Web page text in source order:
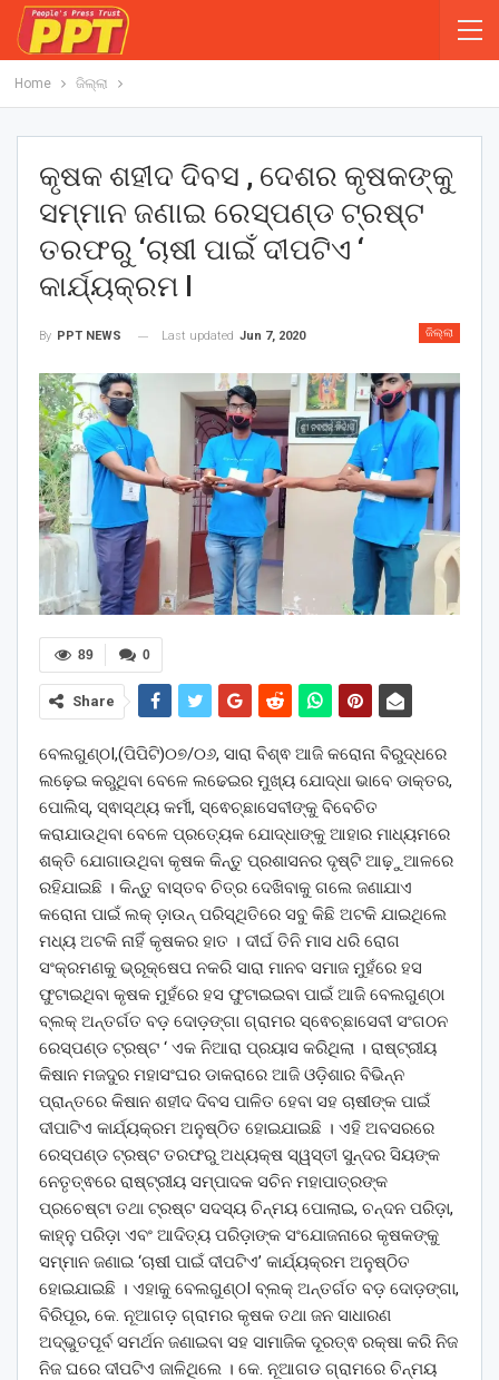
Home ଜିଲ୍ଲା
କୃଷକ ଶହୀଦ ଦିବସ , ଦେଶର କୃଷକଙ୍କୁ
ସମ୍ମାନ ଜଣାଇ ରେସ୍ପଣ୍ଡ ଟ୍ରଷ୍ଟ
ତରଫରୁ ‘ଚାଷୀ ପାଇଁ ଦୀପଟିଏ ‘
କାର୍ଯ୍ୟକ୍ରମ I
ଜିଲ୍ଲା
By PPT NEWS Last updated Jun 7, 2020
0
89
Share
ବେଲଗୁଣ୍ଠI,(ପିପିଟି)୦୭/୦୬, ସାରା ବିଶ୍ଵ ଆଜି କରୋନା ବିରୁଦ୍ଧରେ
ଲଢ଼େଇ କରୁଥିବା ବେଳେ ଲଢେଇର ମୁଖ୍ୟ ଯୋଦ୍ଧା ଭାବେ ଡାକ୍ତର,
ପୋଲିସ୍, ସ୍ଵାସ୍ଥ୍ୟ କର୍ମୀ, ସ୍ଵେଚ୍ଛାସେବୀଙ୍କୁ ବିବେଚିତ
କରାଯାଉଥିବା ବେଳେ ପ୍ରତ୍ୟେକ ଯୋଦ୍ଧାଙ୍କୁ ଆହାର ମାଧ୍ୟମରେ
ଶକ୍ତି ଯୋଗାଉଥିବା କୃଷକ କିନ୍ତୁ ପ୍ରଶାସନର ଦୃଷ୍ଟି ଆଢ଼ୁଆଳରେ
ରହିଯାଇଛି । କିନ୍ତୁ ବାସ୍ତବ ଚିତ୍ର ଦେଖିବାକୁ ଗଲେ ଜଣାଯାଏ
କରୋନା ପାଇଁ ଲକ୍ ଡ଼ାଉନ୍ ପରିସ୍ଥିତିରେ ସବୁ କିଛି ଅଟକି ଯାଇଥିଲେ
ମଧ୍ୟ ଅଟକି ନାହିଁ କୃଷକର ହାତ । ଦୀର୍ଘ ତିନି ମାସ ଧରି ରୋଗ
ସଂକ୍ରମଣକୁ ଭ୍ରୂକ୍ଷେପ ନକରି ସାରା ମାନବ ସମାଜ ମୁହଁରେ ହସ
ଫୁଟାଇଥିବା କୃଷକ ମୁହଁରେ ହସ ଫୁଟାଇଇବା ପାଇଁ ଆଜି ବେଲଗୁଣ୍ଠା
ବ୍ଲକ୍ ଅନ୍ତର୍ଗତ ବଡ଼ ଦୋଡ଼ଙ୍ଗା ଗ୍ରାମର ସ୍ଵେଚ୍ଛାସେବୀ ସଂଗଠନ
ରେସ୍ପଣ୍ଡ ଟ୍ରଷ୍ଟ ‘ ଏକ ନିଆରା ପ୍ରୟାସ କରିଥିଲା । ରାଷ୍ଟ୍ରୀୟ
କିଷାନ ମଜଦୁର ମହାସଂଘର ଡାକରାରେ ଆଜି ଓଡ଼ିଶାର ବିଭିନ୍ନ
ପ୍ରାନ୍ତରେ କିଷାନ ଶହୀଦ ଦିବସ ପାଳିତ ହେବା ସହ ଚାଷୀଙ୍କ ପାଇଁ
ଦୀପାଟିଏ କାର୍ଯ୍ୟକ୍ରମ ଅନୁଷ୍ଠିତ ହୋଇଯାଇଛି । ଏହି ଅବସରରେ
ରେସ୍ପଣ୍ଡ ଟ୍ରଷ୍ଟ ତରଫରୁ ଅଧ୍ୟକ୍ଷ ସ୍ୱସ୍ତୀ ସୁନ୍ଦର ସିୟଙ୍କ
ନେତୃତ୍ଵରେ ରାଷ୍ଟ୍ରୀୟ ସମ୍ପାଦକ ସଚିନ ମହାପାତ୍ରଙ୍କ
ପ୍ରଚେଷ୍ଟା ତଥା ଟ୍ରଷ୍ଟ ସଦସ୍ୟ ଚିନ୍ମୟ ପୋଲାଇ, ଚନ୍ଦନ ପରିଡ଼ା,
କାହ୍ନୁ ପରିଡ଼ା ଏବଂ ଆଦିତ୍ୟ ପରିଡ଼ାଙ୍କ ସଂଯୋଜନାରେ କୃଷକଙ୍କୁ
ସମ୍ମାନ ଜଣାଇ ‘ଚାଷୀ ପାଇଁ ଦୀପଟିଏ’ କାର୍ଯ୍ୟକ୍ରମ ଅନୁଷ୍ଠିତ
ହୋଇଯାଇଛି । ଏହାକୁ ବେଲଗୁଣ୍ଠI ବ୍ଲକ୍ ଅନ୍ତର୍ଗତ ବଡ଼ ଦୋଡ଼ଙ୍ଗା,
ବିରିପୂର, କେ. ନୂଆଗଡ଼ ଗ୍ରାମର କୃଷକ ତଥା ଜନ ସାଧାରଣ
ଅଦ୍ଭୁତପୂର୍ବ ସମର୍ଥନ ଜଣାଇବା ସହ ସାମାଜିକ ଦୂରତ୍ଵ ରକ୍ଷା କରି ନିଜ
ନିଜ ଘରେ ଦୀପଟିଏ ଜାଳିଥିଲେ । କେ. ନୂଆଗଡ ଗ୍ରାମରେ ଚିନ୍ମୟ